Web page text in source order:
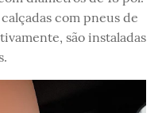
com pneus de
são instaladas